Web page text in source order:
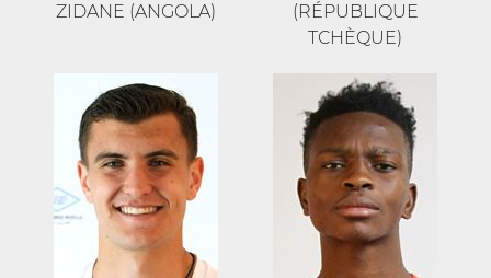
ZIDANE (ANGOLA)
(RÉPUBLIQUE
TCHÈQUE)